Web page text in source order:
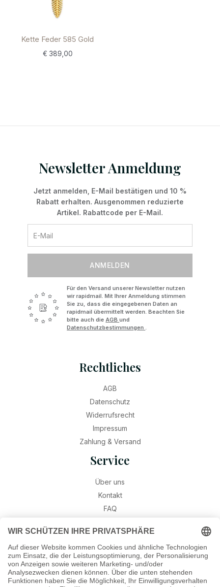
Kette Feder 585 Gold
€389,00
Newsletter Anmeldung
Jetzt anmelden, E-Mail bestätigen und 10 %
Rabatt erhalten. Ausgenommen reduzierte
Artikel. Rabattcode per E-Mail.
ANMELDEN
Für den Versand unserer Newsletter nutzen
wir rapidmail. Mit Ihrer Anmeldung stimmen
Sie zu, dass die eingegebenen Daten an
rapidmail übermittelt werden. Beachten Sie
bitte auch die AGB und
Datenschutzbestimmungen
Rechtliches
AGB
Datenschutz
Widerrufsrecht
Impressum
Zahlung & Versand
Service
Über uns
Kontakt
FAQ
Widerruf
Ratgeber
Geburtssteine